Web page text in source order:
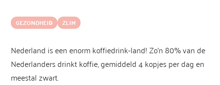
GEZONDHEID ZLIM
Nederland is een enorm koffiedrink-land! Zo’n 80% van de
Nederlanders drinkt koffie, gemiddeld 4 kopjes per dag en
meestal zwart.